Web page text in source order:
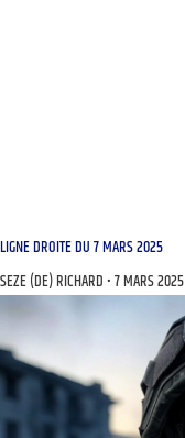
LIGNE DROITE DU 7 MARS 2025
SEZE (DE) RICHARD 7 MARS 2025